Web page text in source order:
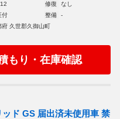
修復
なし
付 整備
-
府 久世郡久御山町
もり・在庫確認
ド GS 届出済未使用車 禁